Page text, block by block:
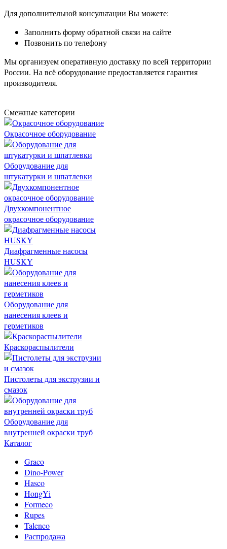
Для дополнительной консультации Вы можете:
Заполнить форму обратной связи на сайте
Позвонить по телефону
Мы организуем оперативную доставку по всей территории
России. На всё оборудование предоставляется гарантия
производителя.
Смежные категории
Окрасочное оборудование
Оборудование для
штукатурки и шпатлевки
Двухкомпонентное
окрасочное оборудование
Диафрагменные насосы
HUSKY
Оборудование для
нанесения клеев и
герметиков
Краскораспылители
Пистолеты для экструзии и
смазок
Оборудование для
внутренней окраски труб
Каталог
Graco
Dino-Power
Hasco
HongYi
Formeco
Rupes
Talenco
Распродажа